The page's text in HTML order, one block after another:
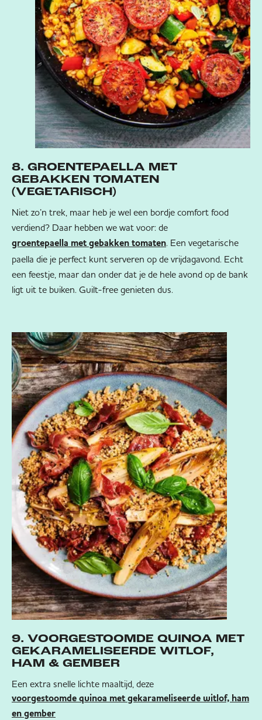
8. GROENTEPAELLA MET
GEBAKKEN TOMATEN
(VEGETARISCH)
Niet zo’n trek, maar heb je wel een bordje comfort food
verdiend? Daar hebben we wat voor: de
groentepaella met gebakken tomaten. Een vegetarische
paella die je perfect kunt serveren op de vrijdagavond. Echt
een feestje, maar dan onder dat je de hele avond op de bank
ligt uit te buiken. Guilt-free genieten dus.
9. VOORGESTOOMDE QUINOA MET
GEKARAMELISEERDE WITLOF,
HAM & GEMBER
Een extra snelle lichte maaltijd, deze
voorgestoomde quinoa met gekarameliseerde witlof, ham
en gember